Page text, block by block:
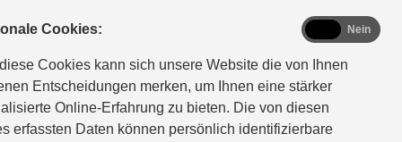
Cookies:
Cookies kann sich unsere Website die von Ihnen
Entscheidungen merken, um Ihnen eine stärker
Online-Erfahrung zu bieten. Die von diesen
erfassten Daten können persönlich identifizierbare
functional
Nein
Ihre Email-Adresse
Ihre Identität nicht